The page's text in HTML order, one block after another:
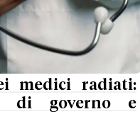
medici radiati:
di governo e